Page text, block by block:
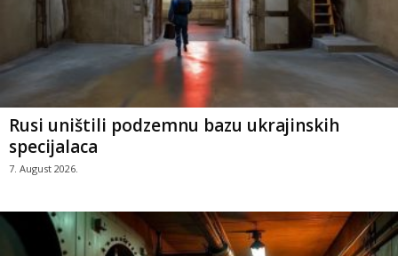
Rusi uništili podzemnu bazu ukrajinskih
specijalaca
7. August 2026.